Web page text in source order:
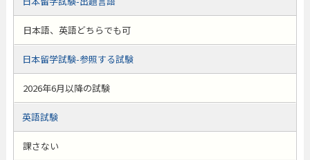
日本語、英語どちらでも可
日本留学試験-参照する試験
2026年6月以降の試験
英語試験
課さない